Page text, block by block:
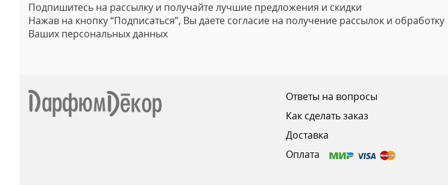
Подпишитесь на рассылку и получайте лучшие предложения и скидки
Нажав на кнопку “Подписаться”, Вы даете согласие на получение рассылок и обработку
Ваших персональных данных
Ответы на вопросы
Как сделать заказ
Доставка
Оплата